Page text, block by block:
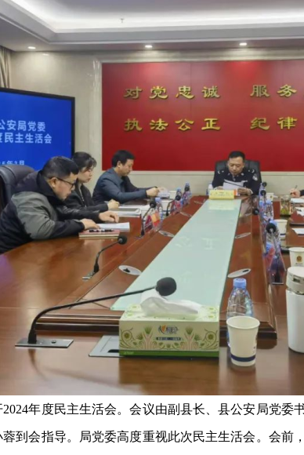
年度民主生活会。会议由副县长、县公安局党委
到会指导。局党委高度重视此次民主生活会。会前